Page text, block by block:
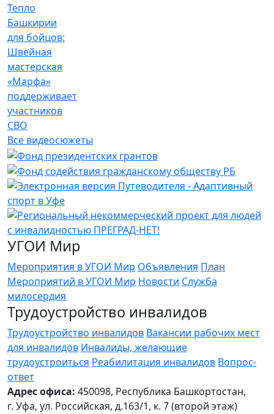
Тепло
Башкирии
для бойцов:
Швейная
мастерская
«Марфа»
поддерживает
участников
СВО
Все видеосюжеты
УГОИ Мир
Мероприятия в УГОИ Мир Объявления План
Мероприятий в УГОИ Мир Новости Служба
милосердия
Трудоустройство инвалидов
Трудоустройство инвалидов Вакансии рабочих мест
для инвалидов Инвалиды, желающие
трудоустроиться Реабилитация инвалидов Вопрос-
ответ
Адрес офиса: 450098, Республика Башкортостан,
г. Уфа, ул. Российская, д.163/1, к. 7 (второй этаж)